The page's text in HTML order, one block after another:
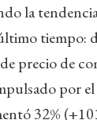
la
tiempo:
precio de
por
32%